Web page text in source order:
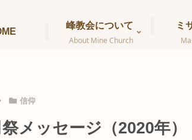
峰教会について
About Mine Church
ミ
信仰
メッセージ（2020年）